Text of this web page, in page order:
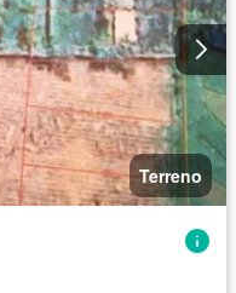
Terreno